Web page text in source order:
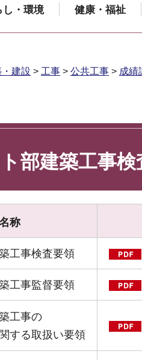
し・環境 健康・福祉
建設 > 工事 > 公共工事 > 成績
部建築工事
称
工事検査要領
工事監督要領
工事の
する取扱い要領